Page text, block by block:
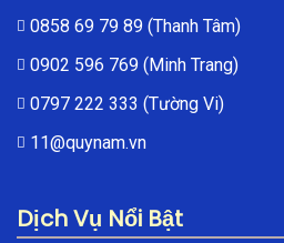
0858 69 79 89 (Thanh Tâm)
0902 596 769 (Minh Trang)
0797 222 333 (Tường Vi)
11@quynam.vn
Dịch Vụ Nổi Bật